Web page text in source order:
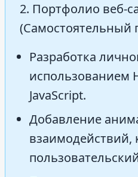
2. Портфолио веб-
(Самостоятельный
Разработка
использованием
JavaScript.
Добавление